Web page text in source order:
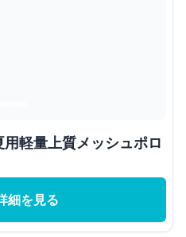
軽量上質メッシュポロ
細を見る